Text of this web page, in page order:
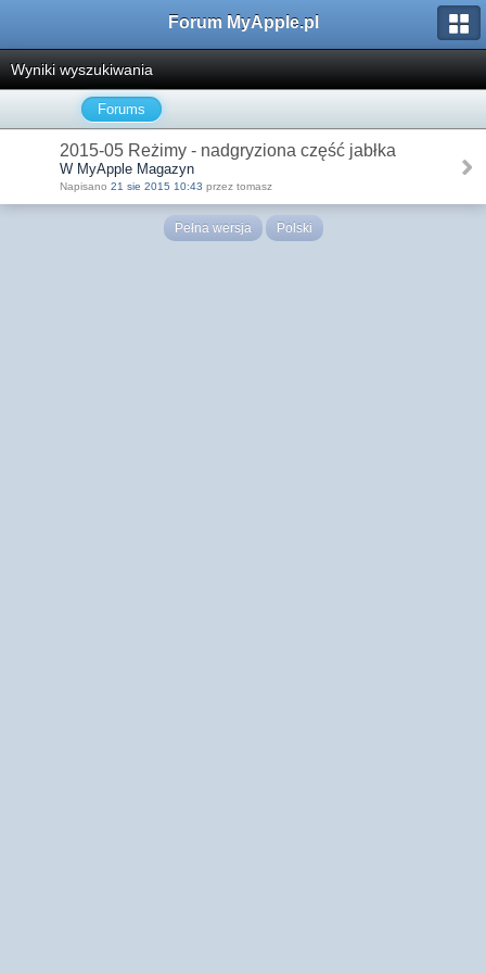
Forum MyApple.pl
Wyniki wyszukiwania
Forums
2015-05 Reżimy - nadgryziona część jabłka
W MyApple Magazyn
Napisano 21 sie 2015 10:43 przez tomasz
Pełna wersja Polski